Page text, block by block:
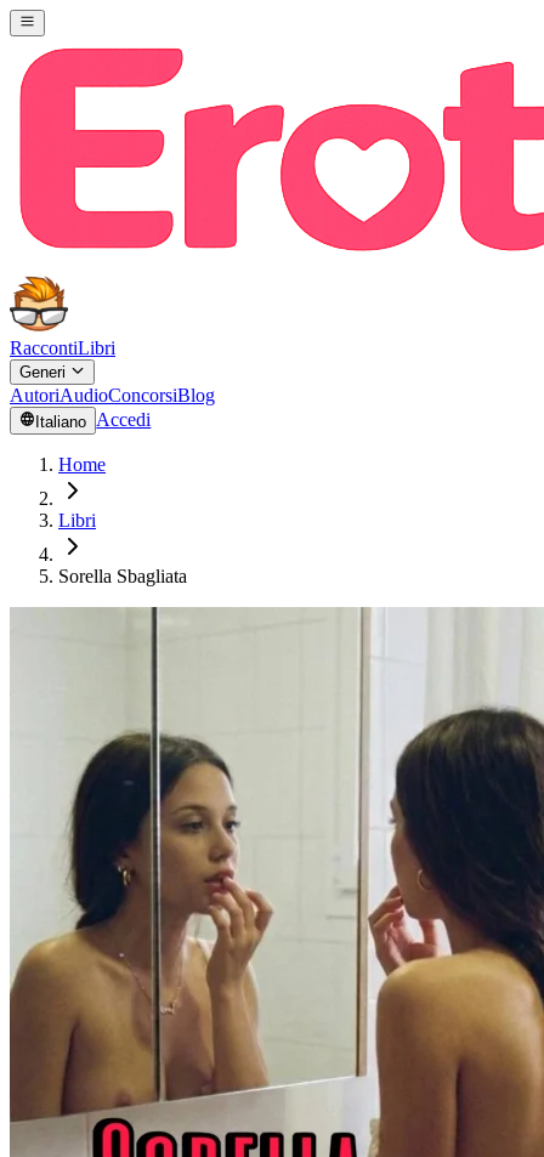
RaccontiLibri
Generi
AutoriAudioConcorsiBlog
Italiano Accedi
Home
Libri
Sorella Sbagliata